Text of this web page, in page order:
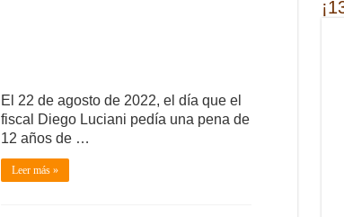
El 22 de agosto de 2022, el día que el
fiscal Diego Luciani pedía una pena de
12 años de …
Leer más »